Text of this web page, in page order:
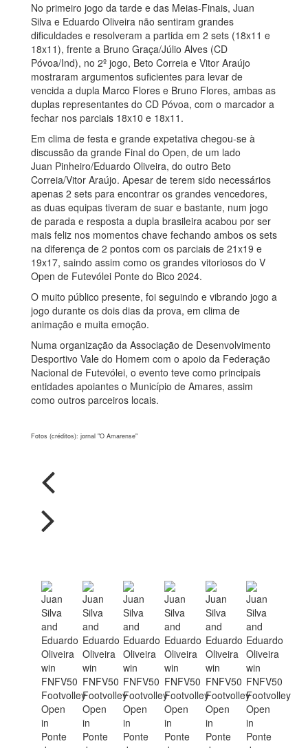
No primeiro jogo da tarde e das Meias-Finais, Juan
Silva e Eduardo Oliveira não sentiram grandes
dificuldades e resolveram a partida em 2 sets (18x11 e
18x11), frente a Bruno Graça/Júlio Alves (CD
Póvoa/Ind), no 2º jogo, Beto Correia e Vitor Araújo
mostraram argumentos suficientes para levar de
vencida a dupla Marco Flores e Bruno Flores, ambas as
duplas representantes do CD Póvoa, com o marcador a
fechar nos parciais 18x10 e 18x11.
Em clima de festa e grande expetativa chegou-se à
discussão da grande Final do Open, de um lado
Juan Pinheiro/Eduardo Oliveira, do outro Beto
Correia/Vitor Araújo. Apesar de terem sido necessários
apenas 2 sets para encontrar os grandes vencedores,
as duas equipas tiveram de suar e bastante, num jogo
de parada e resposta a dupla brasileira acabou por ser
mais feliz nos momentos chave fechando ambos os sets
na diferença de 2 pontos com os parciais de 21x19 e
19x17, saindo assim como os grandes vitoriosos do V
Open de Futevólei Ponte do Bico 2024.
O muito público presente, foi seguindo e vibrando jogo a
jogo durante os dois dias da prova, em clima de
animação e muita emoção.
Numa organização da Associação de Desenvolvimento
Desportivo Vale do Homem com o apoio da Federação
Nacional de Futevólei, o evento teve como principais
entidades apoiantes o Município de Amares, assim
como outros parceiros locais.
Fotos (créditos): jornal "O Amarense"